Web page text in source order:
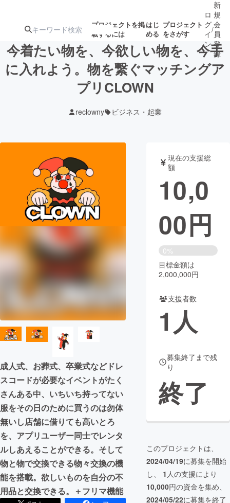
プロジェクトを掲
載するには
はじ
める
プロジェクト
をさがす
注目の新着プロ募集終了が近いプ
テクノロジー・ガジェット
映像・映画 書籍・雑誌
ビジネス・起業 チャレンジ
まちづくり・地域活性化
CAMPFIRE for Social Good
CAMPFIRE Creation
CAMPFIREふるさと納税 machi-ya コミュニティ
ロ
グ
イ
ン
/
新
規
会
員
登
録
今着たい物を、今欲しい物を、今手
に入れよう。物を繋ぐマッチングア
プリCLOWN
reclowny ビジネス・起業
成人式、お葬式、卒業式などドレ
スコードが必要なイベントがたく
さんある中、いちいち持ってない
服をその日のために買うのは勿体
無いし店舗に借りても高いとろ
を、アプリユーザー同士でレンタ
ルしあえることができる。そして
物と物で交換できる物々交換の機
能を搭載。欲しいものを自分の不
用品と交換できる。＋フリマ機能
現在の支援総
額
10,0
00円
0%
目標金額は
2,000,000円
支援者数
1人
募集終了まで残
り
終了
このプロジェクトは、
2024/04/19に募集を開始
し、 1 人の支援により
10,000円の資金を集め、
2024/05/22に募集を終了